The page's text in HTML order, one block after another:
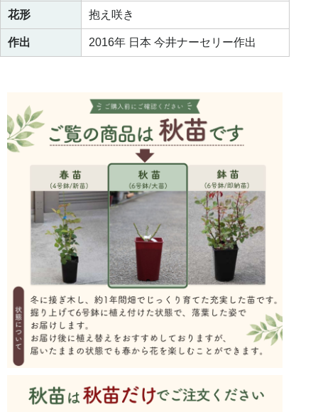
花形 抱え咲き
作出 2016年 日本 今井ナーセリー作出